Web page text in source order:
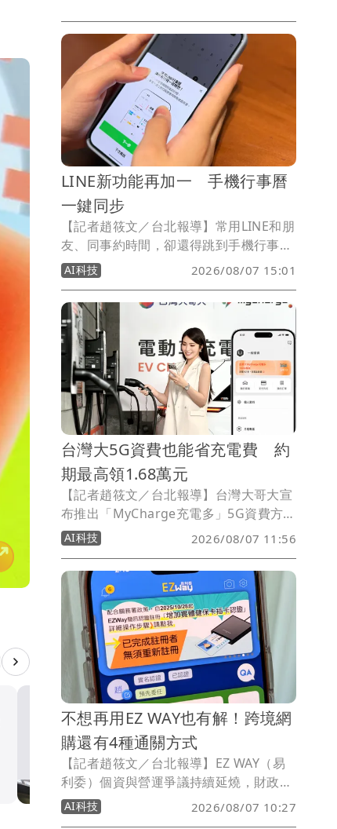
高鐵「半導體列車」開跑！5
設專櫃 1招可拿優惠券
生活
還可拿優惠券。
LINE新功能再加一 手機行事曆
一鍵同步
【記者趙筱文／台北報導】常用LINE和朋
友、同事約時間，卻還得跳到手機行事曆
確認自己有沒有空？LINE今（7）日宣布
升級「LINE行事曆」，加入「裝置行事曆
同步」功能，只要完成授權，就能將
iPhone或Android手機內建行事曆的行程
整合至LINE，不只能集中查看，還能直接
新增、修改及刪除行程，減少在不同App
之間來回切換的麻煩。
AI科技 2026/08/07 15:01
台灣大5G資費也能省充電費 約
期最高領1.68萬元
【記者趙筱文／台北報導】台灣大哥大宣
布推出「MyCharge充電多」5G資費方
案，主打將電動車充電權益直接納入電信
月租費，申辦月租999元以上指定5G資
費，每月可獲得200元至700元
MyCharge充電金，24個月合約最高可累
積16,800元；充電金使用完畢後，每筆充
電訂單結帳還可享最高89折。
AI科技 2026/08/07 11:56
不想再用EZ WAY也有解！跨境網
購還有4種通關方式
【記者趙筱文／台北報導】EZ WAY（易
利委）個資與營運爭議持續延燒，財政部
關務署最新表示，已要求營運EZ WAY的
關貿網路公司具體說明通關資料及個人資
AI科技 2026/08/07 10:27